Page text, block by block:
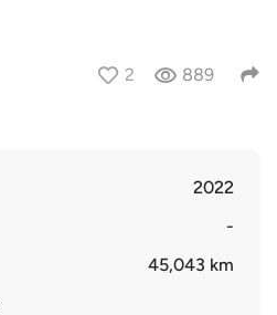
2 889
2022
-
45,043 km